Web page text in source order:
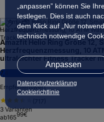
„anpassen” können Sie
festlegen. Dies ist auch
dem Klick auf „Nur
technisch notwendige
Anpassen
Datenschutzerklärung
Cookierichtlinie
Amazfit Helio Ring Größe 12,
Herzfrequenzmessung, 10
ultraleichter Fitness Tracker
7,4
Empfehlenswert
3 Varianten
ab16599€